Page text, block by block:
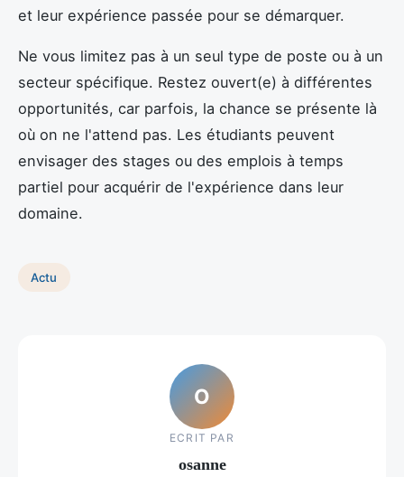
et leur expérience passée pour se démarquer.
Ne vous limitez pas à un seul type de poste ou à un
secteur spécifique. Restez ouvert(e) à différentes
opportunités, car parfois, la chance se présente là
où on ne l'attend pas. Les étudiants peuvent
envisager des stages ou des emplois à temps
partiel pour acquérir de l'expérience dans leur
domaine.
Actu
O
ECRIT PAR
osanne